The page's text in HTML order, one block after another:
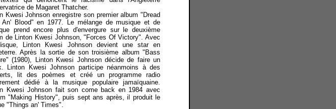
de Magaret Thatcher.
Kwesi Johnson enregistre son premier album "Dread
An' Blood" en 1977. Le mélange de musique et de
prend encore plus d'envergure sur le deuxième
de Linton Kwesi Johnson, "Forces Of Victory". Avec
Linton Kwesi Johnson devient une star en
Après la sortie de son troisième album "Bass
(1980), Linton Kwesi Johnson décide de faire un
Linton Kwesi Johnson participe néanmoins à des
lit des poèmes et créé un programme radio
dédié à la musique populaire jamaïquaine.
Kwesi Johnson fait son come back en 1984 avec
"Making History", puis sept ans après, il produit le
"Things an' Times".